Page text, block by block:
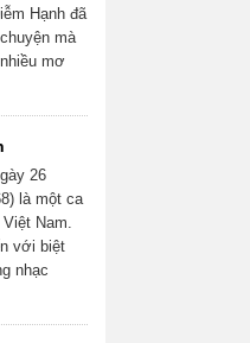
Hạnh đã
mà
mơ
26
là một ca
Nam.
với biệt
nhạc